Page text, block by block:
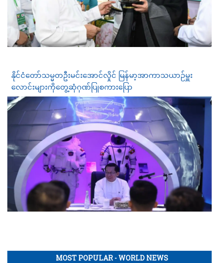
နိုင်ငံတော်သမ္မတဦးမင်းအောင်လှိုင် မြန်မာ့အာကာသယာဉ်မှူး
လောင်းများကိုတွေ့ဆုံဂုဏ်ပြုစကားပြော
MOST POPULAR - WORLD NEWS